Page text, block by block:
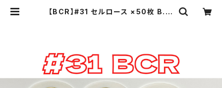
【BCR】#31 セルロース ×50枚 B.C.